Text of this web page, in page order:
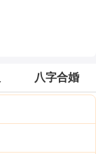
八字合婚